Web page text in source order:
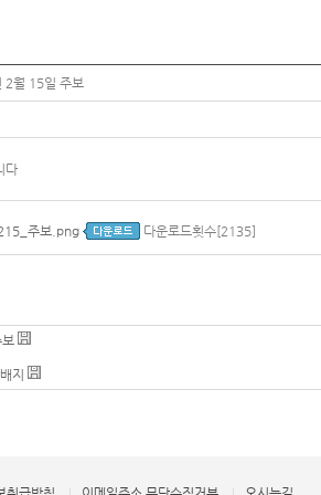
2월 15일 주보
다
주보.png 다운로드횟수[2135]
지